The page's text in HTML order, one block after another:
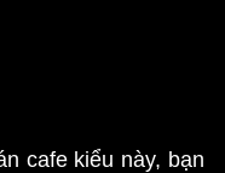
cafe kiểu này, bạn